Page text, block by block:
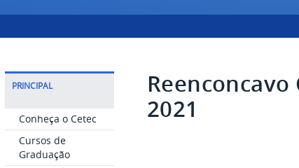
PRINCIPAL
Conheça o Cetec
Cursos de
Graduação
Reenconcavo
2021